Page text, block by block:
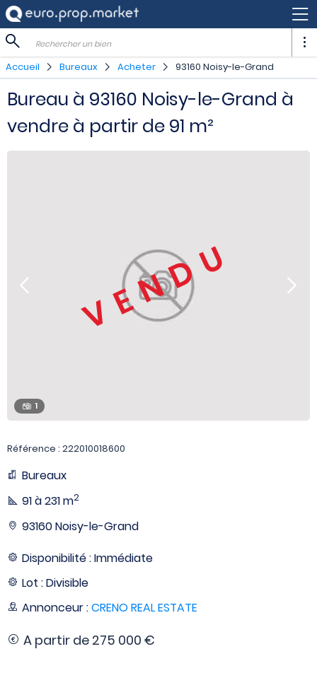
Rechercher un bien
Accueil Bureaux Acheter 93160 Noisy-le-Grand
Bureau à 93160 Noisy-le-Grand à
vendre à partir de 91 m²
VENDU
1
Référence : 222010018600
Bureaux
91 à 231 m2
93160 Noisy-le-Grand
Disponibilité : Immédiate
Lot : Divisible
Annonceur :CRENO REAL ESTATE
A partir de 275 000 €